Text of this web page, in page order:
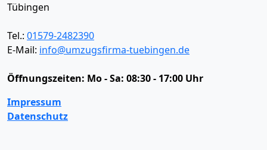
Tübingen
Tel.: 01579-2482390
E-Mail: info@umzugsfirma-tuebingen.de
Öffnungszeiten: Mo - Sa: 08:30 - 17:00 Uhr
Impressum
Datenschutz